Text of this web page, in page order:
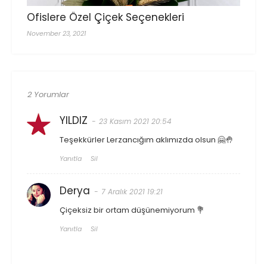
Ofislere Özel Çiçek Seçenekleri
November 23, 2021
2 Yorumlar
YILDIZ 23 Kasım 2021 20:54
Teşekkürler Lerzancığım aklımızda olsun 🤗🤚
Yanıtla Sil
Derya 7 Aralık 2021 19:21
Çiçeksiz bir ortam düşünemiyorum 💐
Yanıtla Sil